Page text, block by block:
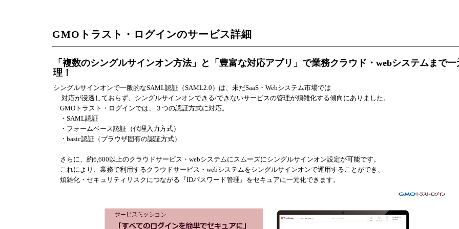
GMOトラスト・ログインのサービス詳細
「複数のシングルサインオン方法」と「豊富な対応アプリ」で業務クラウド・webシステムまで一
理！
シングルサインオンで一般的なSAML認証（SAML2.0）は、未だSaaS・Webシステム市場では
対応が浸透しておらず、シングルサインオンできる/できないサービスの管理が煩雑化する傾向にありました。
GMOトラスト・ログインでは、３つの認証方式に対応。
・SAML認証
・フォームベース認証（代理入力方式）
・basic認証（ブラウザ固有の認証方式）
さらに、約6,600以上のクラウドサービス・webシステムにスムーズにシングルサインオン設定が可能です。
これにより、業務で利用するクラウドサービス・webシステムをシングルサインオンで運用することができ、
煩雑化・セキュリティリスクにつながる『IDパスワード管理』をセキュアに一元化できます。